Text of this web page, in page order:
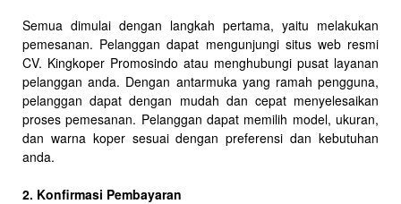
Semua dimulai dengan langkah pertama, yaitu melakukan
pemesanan. Pelanggan dapat mengunjungi situs web resmi
CV. Kingkoper Promosindo atau menghubungi pusat layanan
pelanggan anda. Dengan antarmuka yang ramah pengguna,
pelanggan dapat dengan mudah dan cepat menyelesaikan
proses pemesanan. Pelanggan dapat memilih model, ukuran,
dan warna koper sesuai dengan preferensi dan kebutuhan
anda.
2. Konfirmasi Pembayaran